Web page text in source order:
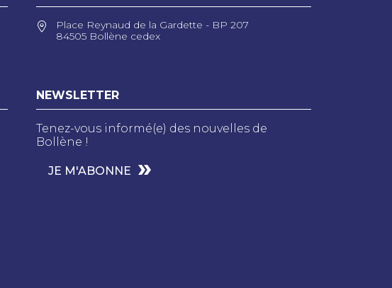
Place Reynaud de la Gardette - BP 207
84505 Bollène cedex
NEWSLETTER
Tenez-vous informé(e) des nouvelles de
Bollène !
JE M'ABONNE